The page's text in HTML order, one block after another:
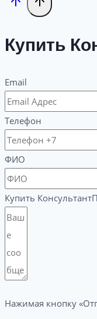
Купить
Email
Телефон
ФИО
Купить
Нажимая кнопку